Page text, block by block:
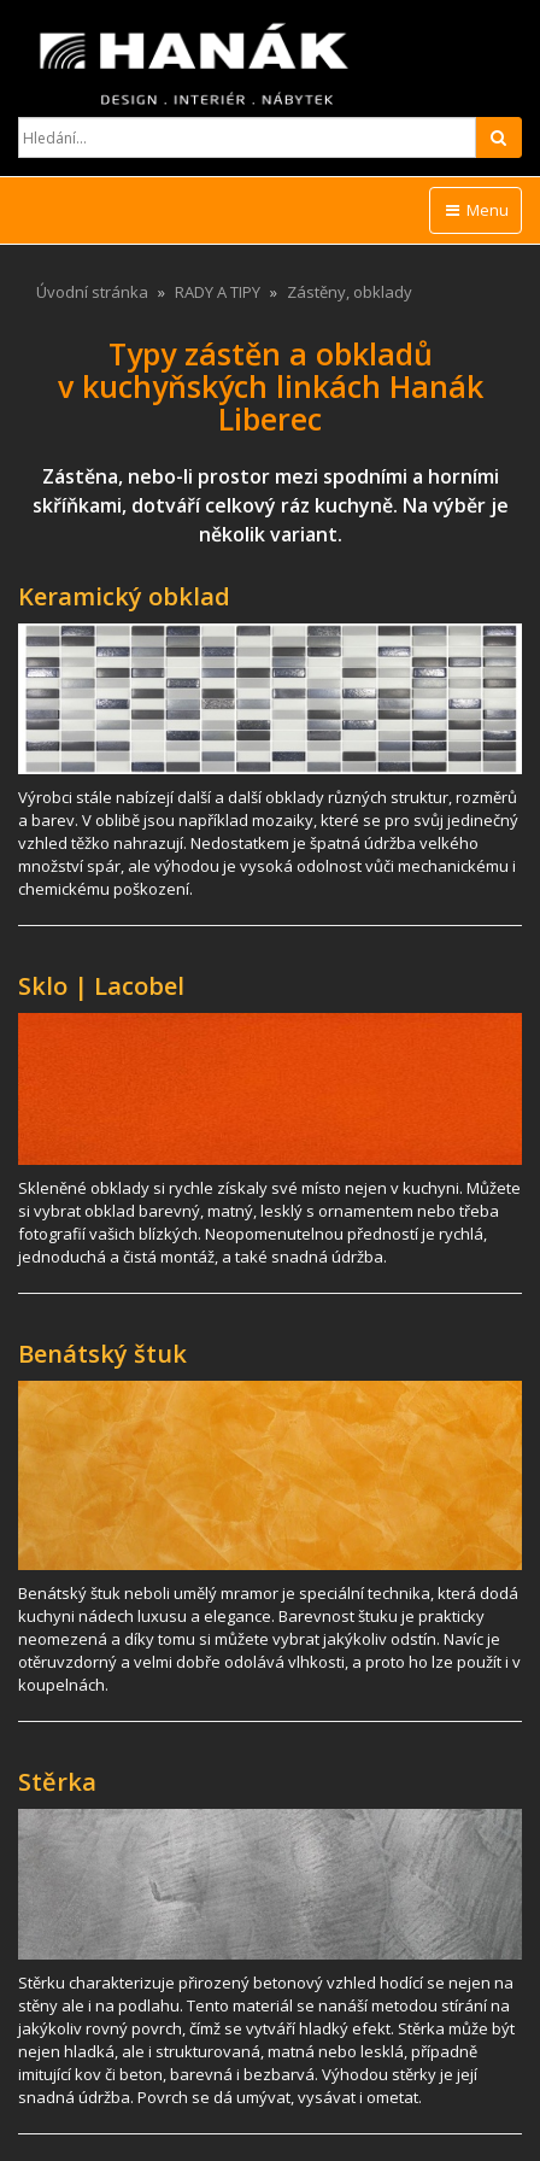
Menu
Úvodní stránka RADY A TIPY Zástěny, obklady
Typy zástěn a obkladů
v kuchyňských linkách Hanák
Liberec
Zástěna, nebo-li prostor mezi spodními a horními
skříňkami, dotváří celkový ráz kuchyně. Na výběr je
několik variant.
Keramický obklad
Výrobci stále nabízejí další a další obklady různých struktur, rozměrů
a barev. V oblibě jsou například mozaiky, které se pro svůj jedinečný
vzhled těžko nahrazují. Nedostatkem je špatná údržba velkého
množství spár, ale výhodou je vysoká odolnost vůči mechanickému i
chemickému poškození.
Sklo | Lacobel
Skleněné obklady si rychle získaly své místo nejen v kuchyni. Můžete
si vybrat obklad barevný, matný, lesklý s ornamentem nebo třeba
fotografií vašich blízkých. Neopomenutelnou předností je rychlá,
jednoduchá a čistá montáž, a také snadná údržba.
Benátský štuk
Benátský štuk neboli umělý mramor je speciální technika, která dodá
kuchyni nádech luxusu a elegance. Barevnost štuku je prakticky
neomezená a díky tomu si můžete vybrat jakýkoliv odstín. Navíc je
otěruvzdorný a velmi dobře odolává vlhkosti, a proto ho lze použít i v
koupelnách.
Stěrka
Stěrku charakterizuje přirozený betonový vzhled hodící se nejen na
stěny ale i na podlahu. Tento materiál se nanáší metodou stírání na
jakýkoliv rovný povrch, čímž se vytváří hladký efekt. Stěrka může být
nejen hladká, ale i strukturovaná, matná nebo lesklá, případně
imitující kov či beton, barevná i bezbarvá. Výhodou stěrky je její
snadná údržba. Povrch se dá umývat, vysávat i ometat.